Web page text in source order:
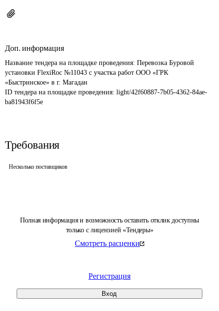
Полная информация и возможность оставить отклик доступны
только с лицензией «Тендеры»
Смотреть расценки
Регистрация
Вход
Доп. информация
Название тендера на площадке проведения: Перевозка Буровой
установки FlexiRoc №11043 с участка работ ООО «ГРК
«Быстринское» в г. Магадан
ID тендера на площадке проведения: light/42f60887-7b05-4362-84ae-
ba81943f6f5e
Требования
Несколько поставщиков